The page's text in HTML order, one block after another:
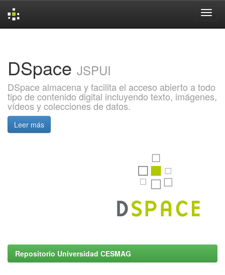
DSpace JSPUI
DSpace almacena y facilita el acceso abierto a todo
tipo de contenido digital incluyendo texto, imágenes,
vídeos y colecciones de datos.
Leer más
Repositorio Universidad CESMAG